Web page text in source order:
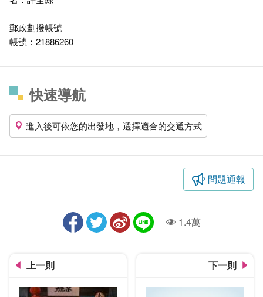
郵政劃撥帳號
帳號：21886260
快速導航
進入後可依您的出發地，選擇適合的交通方式
問題通報
人氣1.4萬
上一則 下一則